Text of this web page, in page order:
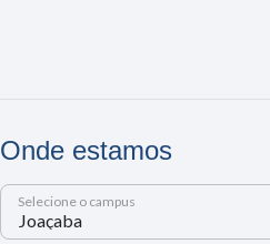
Onde estamos
Selecione o campus